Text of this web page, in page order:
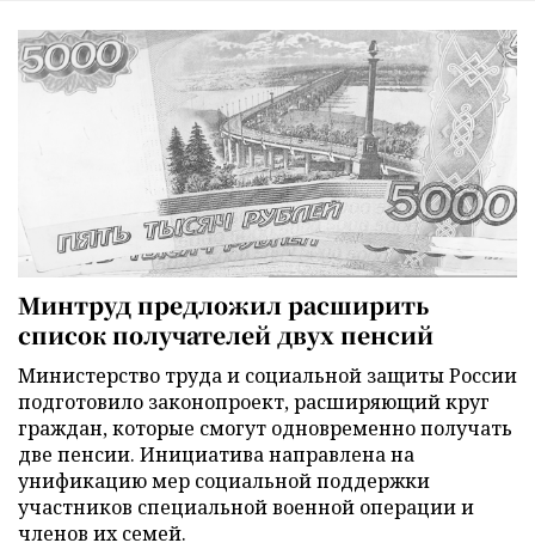
Минтруд предложил расширить
список получателей двух пенсий
Министерство труда и социальной защиты России
подготовило законопроект, расширяющий круг
граждан, которые смогут одновременно получать
две пенсии. Инициатива направлена на
унификацию мер социальной поддержки
участников специальной военной операции и
членов их семей.